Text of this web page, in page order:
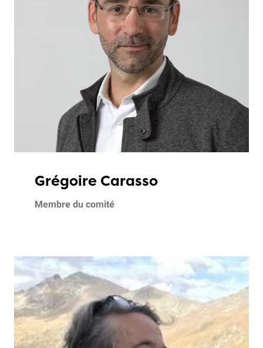
Grégoire Carasso
Membre du comité